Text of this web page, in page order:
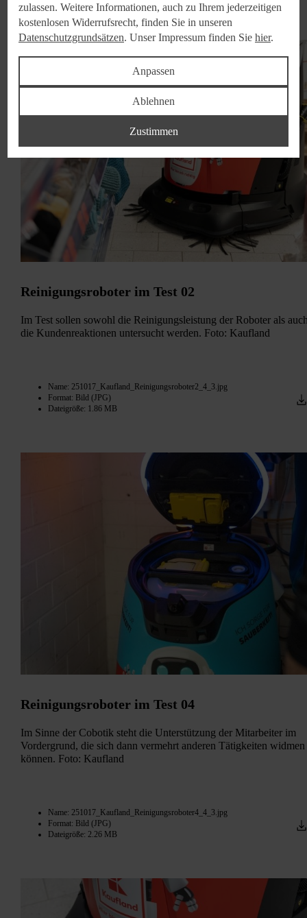
Reinigungsroboter im Test 02
Im Test sollen sowohl die Reinigungsleistung der Roboter als
die Kundenreaktionen untersucht werden. Foto: Kaufland
Name: 251017_Kaufland_Reinigungsroboter2_4_3.jpg
Format: Bild (JPG)
Dateigröße: 1.86 MB
Reinigungsroboter im Test 04
Im Sinne der Cobotik steht die Unterstützung der Mitarbeiter im
Vordergrund, die sich dann vermehrt anderen Tätigkeiten widmen
können. Foto: Kaufland
Name: 251017_Kaufland_Reinigungsroboter4_4_3.jpg
Format: Bild (JPG)
Dateigröße: 2.26 MB
zulassen. Weitere Informationen, auch zu Ihrem jederzeitigen
kostenlosen Widerrufsrecht, finden Sie in unseren
Datenschutzgrundsätzen. Unser Impressum finden Sie hier.
Anpassen
Ablehnen
Zustimmen